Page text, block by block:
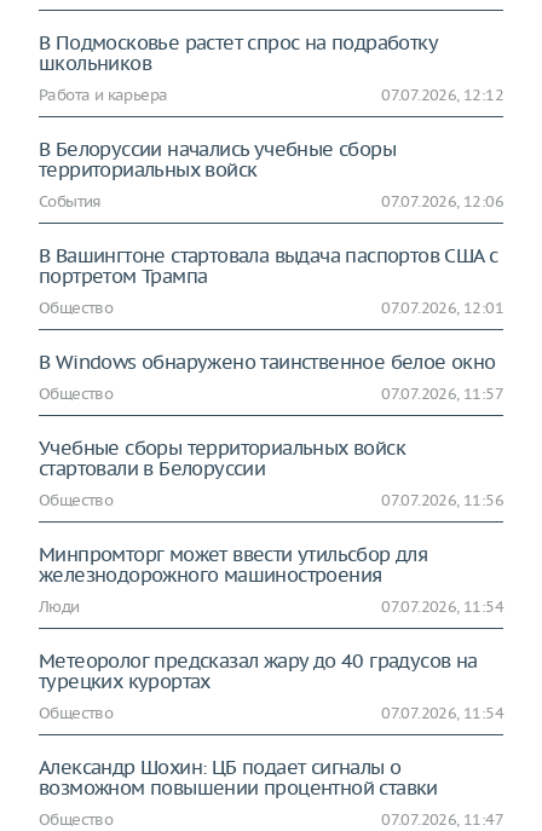
В Подмосковье растет спрос на подработку
школьников
Работа и карьера 07.07.2026, 12:12
В Белоруссии начались учебные сборы
территориальных войск
События 07.07.2026, 12:06
В Вашингтоне стартовала выдача паспортов США с
портретом Трампа
Общество 07.07.2026, 12:01
В Windows обнаружено таинственное белое окно
Общество 07.07.2026, 11:57
Учебные сборы территориальных войск
стартовали в Белоруссии
Общество 07.07.2026, 11:56
Минпромторг может ввести утильсбор для
железнодорожного машиностроения
Люди 07.07.2026, 11:54
Метеоролог предсказал жару до 40 градусов на
турецких курортах
Общество 07.07.2026, 11:54
Александр Шохин: ЦБ подает сигналы о
возможном повышении процентной ставки
Общество 07.07.2026, 11:47